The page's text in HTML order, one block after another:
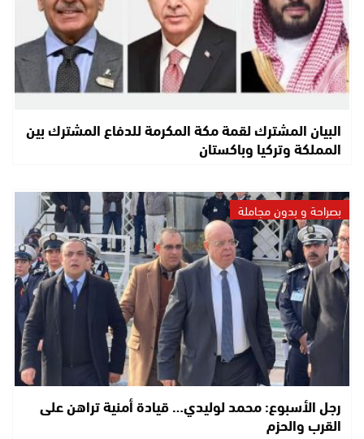
البيان المشترك لقمة مكة المكرمة للدفاع المشترك بين
المملكة وتركيا وباكستان
بصراحة و بدون مجاملة
رجل الأسبوع: محمد لوليدي… قيادة أمنية تراهن على
القرب والحزم